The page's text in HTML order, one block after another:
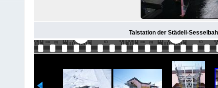
Talstation der Städeli-